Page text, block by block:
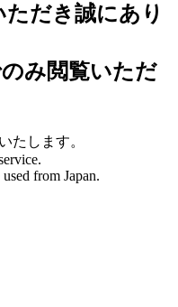
だき誠にあり
み閲覧いただ
たします。
from Japan.